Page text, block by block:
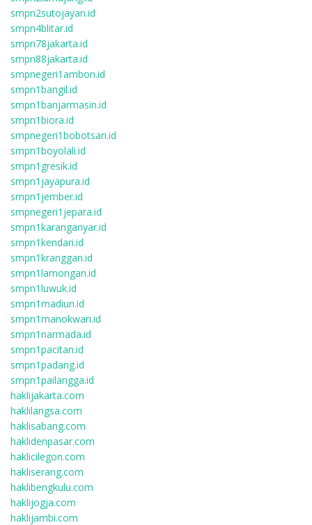
smpn2sutojayan.id
smpn4blitar.id
smpn78jakarta.id
smpn88jakarta.id
smpnegeri1ambon.id
smpn1bangil.id
smpn1banjarmasin.id
smpn1biora.id
smpnegeri1bobotsari.id
smpn1boyolali.id
smpn1gresik.id
smpn1jayapura.id
smpn1jember.id
smpnegeri1jepara.id
smpn1karanganyar.id
smpn1kendari.id
smpn1kranggan.id
smpn1lamongan.id
smpn1luwuk.id
smpn1madiun.id
smpn1manokwari.id
smpn1narmada.id
smpn1pacitan.id
smpn1padang.id
smpn1pailangga.id
haklijakarta.com
haklilangsa.com
haklisabang.com
haklidenpasar.com
haklicilegon.com
hakliserang.com
haklibengkulu.com
haklijogja.com
haklijambi.com